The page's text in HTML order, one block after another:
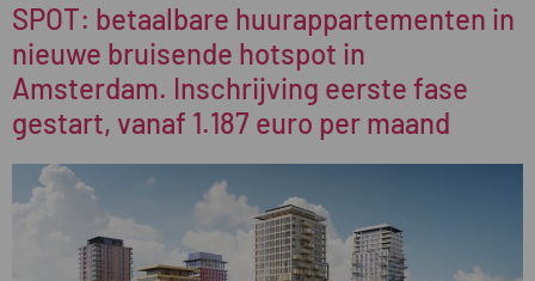
SPOT: betaalbare huurappartementen in
nieuwe bruisende hotspot in
Amsterdam. Inschrijving eerste fase
gestart, vanaf 1.187 euro per maand